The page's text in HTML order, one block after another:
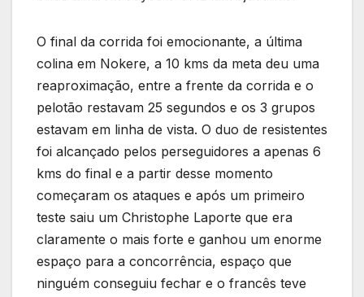
O final da corrida foi emocionante, a última
colina em Nokere, a 10 kms da meta deu uma
reaproximação, entre a frente da corrida e o
pelotão restavam 25 segundos e os 3 grupos
estavam em linha de vista. O duo de resistentes
foi alcançado pelos perseguidores a apenas 6
kms do final e a partir desse momento
começaram os ataques e após um primeiro
teste saiu um Christophe Laporte que era
claramente o mais forte e ganhou um enorme
espaço para a concorrência, espaço que
ninguém conseguiu fechar e o francês teve